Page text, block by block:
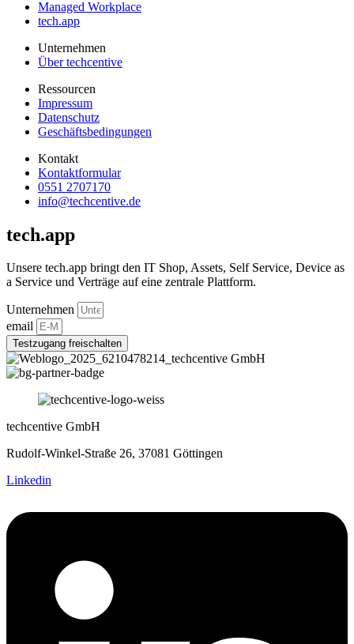
Managed Workplace
tech.app
Unternehmen
Über techcentive
Ressourcen
Impressum
Datenschutz
Geschäftsbedingungen
Kontakt
Kontaktformular
0551 2707170
info@techcentive.de
tech.app
Unsere tech.app bringt den IT Shop, Assets, Self Service, Device as
a Service und Verträge auf eine zentrale Plattform.
Unternehmen
email
Testzugang freischalten
techcentive GmbH
Rudolf-Winkel-Straße 26, 37081 Göttingen
Linkedin